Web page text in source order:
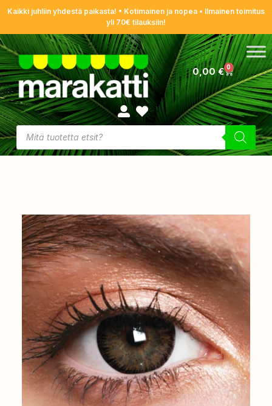
Kaikki juhliin yhdestä paikasta! • Kotimainen ja nopea • Ilmainen toimitus
yli 70€ tilauksiin!
0,00€ 0